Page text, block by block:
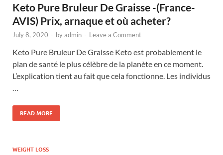
Keto Pure Bruleur De Graisse -(France-
AVIS) Prix, arnaque et où acheter?
July 8, 2020 - byadmin - Leave a Comment
Keto Pure Bruleur De Graisse Keto est probablement le
plan de santé le plus célèbre de la planète en ce moment.
L’explication tient au fait que cela fonctionne. Les individus
…
READ MORE
WEIGHT LOSS